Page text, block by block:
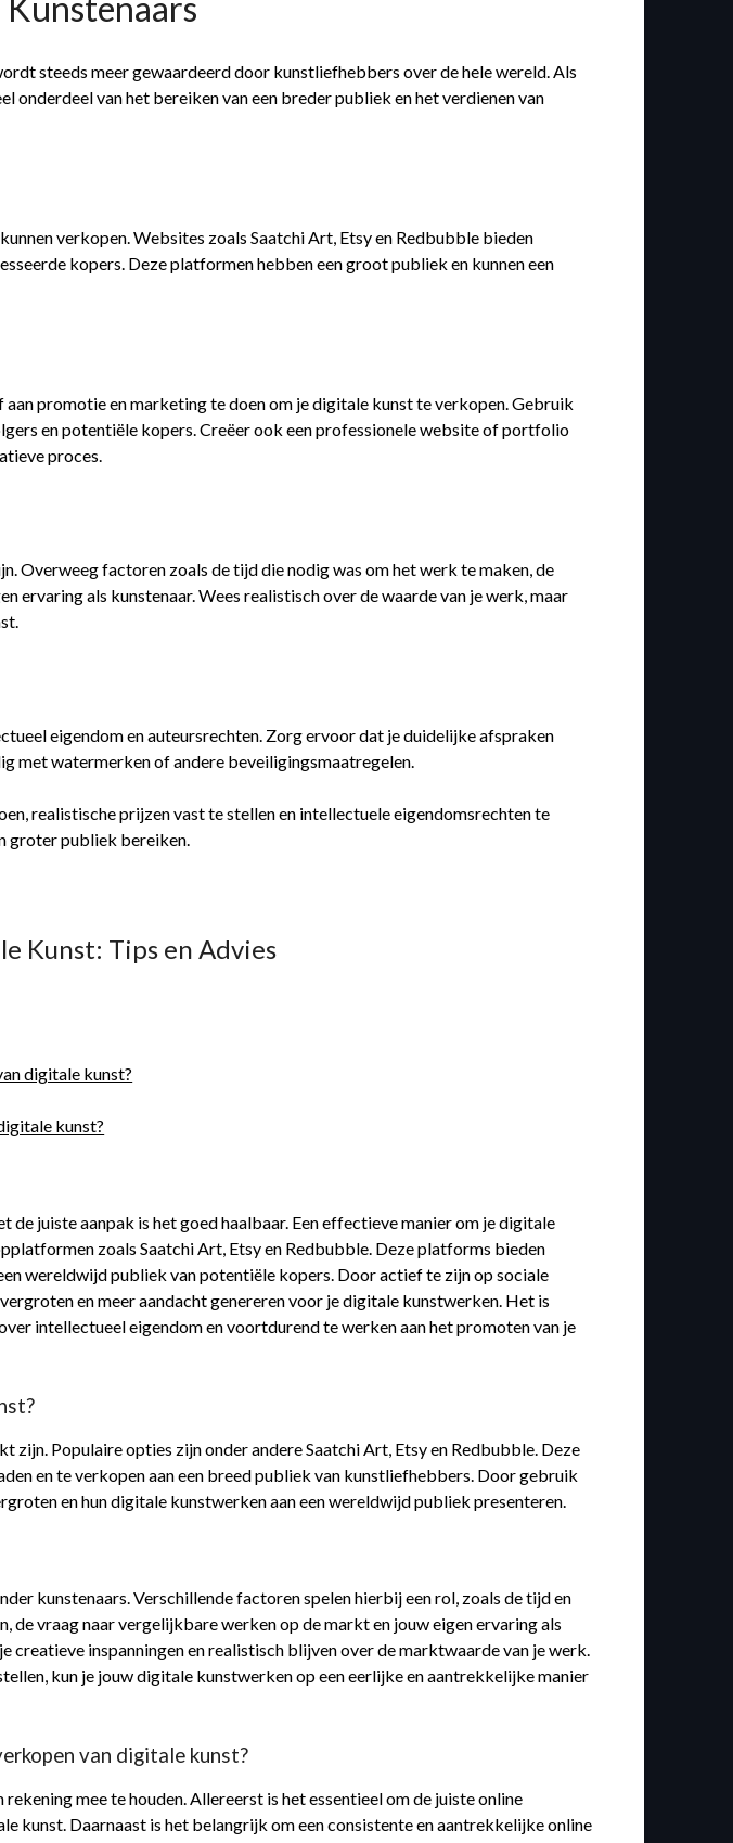
steeds meer gewaardeerd door kunstliefhebbers over de hele wereld. Als
onderdeel van het bereiken van een breder publiek en het verdienen van
verkopen. Websites zoals Saatchi Art, Etsy en Redbubble bieden
kopers. Deze platformen hebben een groot publiek en kunnen een
promotie en marketing te doen om je digitale kunst te verkopen. Gebruik
en potentiële kopers. Creëer ook een professionele website of portfolio
proces.
Overweeg factoren zoals de tijd die nodig was om het werk te maken, de
als kunstenaar. Wees realistisch over de waarde van je werk, maar
eigendom en auteursrechten. Zorg ervoor dat je duidelijke afspraken
met watermerken of andere beveiligingsmaatregelen.
realistische prijzen vast te stellen en intellectuele eigendomsrechten te
groter publiek bereiken.
Kunst: Tips en Advies
digitale kunst?
kunst?
juiste aanpak is het goed haalbaar. Een effectieve manier om je digitale
zoals Saatchi Art, Etsy en Redbubble. Deze platforms bieden
wereldwijd publiek van potentiële kopers. Door actief te zijn op sociale
en meer aandacht genereren voor je digitale kunstwerken. Het is
intellectueel eigendom en voortdurend te werken aan het promoten van je
Populaire opties zijn onder andere Saatchi Art, Etsy en Redbubble. Deze
en te verkopen aan een breed publiek van kunstliefhebbers. Door gebruik
en hun digitale kunstwerken aan een wereldwijd publiek presenteren.
kunstenaars. Verschillende factoren spelen hierbij een rol, zoals de tijd en
vraag naar vergelijkbare werken op de markt en jouw eigen ervaring als
creatieve inspanningen en realistisch blijven over de marktwaarde van je werk.
kun je jouw digitale kunstwerken op een eerlijke en aantrekkelijke manier
van digitale kunst?
mee te houden. Allereerst is het essentieel om de juiste online
Daarnaast is het belangrijk om een consistente en aantrekkelijke online